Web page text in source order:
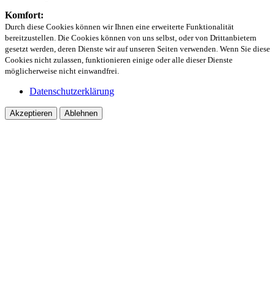
Komfort:
Durch diese Cookies können wir Ihnen eine erweiterte Funktionalität
bereitzustellen. Die Cookies können von uns selbst, oder von Drittanbietern
gesetzt werden, deren Dienste wir auf unseren Seiten verwenden. Wenn Sie diese
Cookies nicht zulassen, funktionieren einige oder alle dieser Dienste
möglicherweise nicht einwandfrei.
Datenschutzerklärung
Akzeptieren Ablehnen